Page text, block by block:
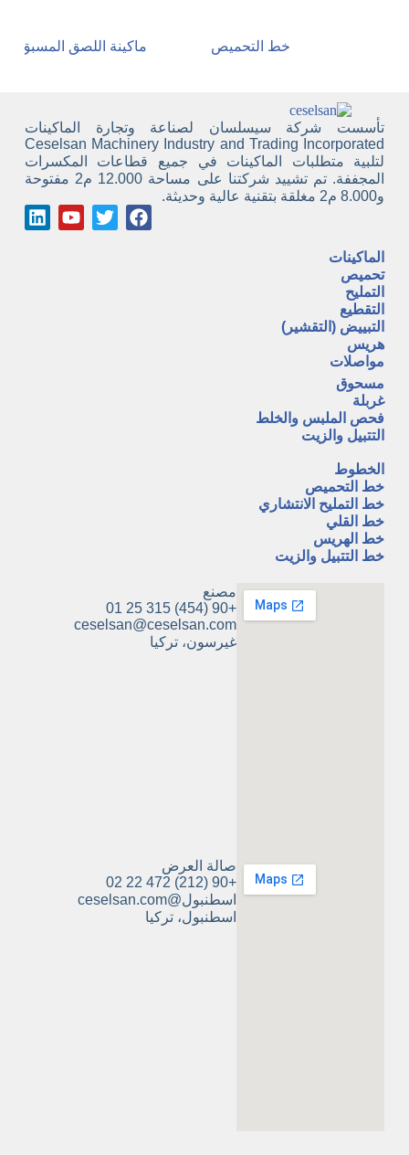
خط التحميص ماكينة اللصق المسبق
تأسست شركة سيسلسان لصناعة وتجارة الماكينات
Ceselsan Machinery Industry and Trading Incorporated
لتلبية متطلبات الماكينات في جميع قطاعات المكسرات
المجففة. تم تشييد شركتنا على مساحة 12.000 م2 مفتوحة
و8.000 م2 مغلقة بتقنية عالية وحديثة.
الماكينات
تحميص
التمليح
التقطيع
التبييض (التقشير)
هريس
مواصلات
مسحوق
غربلة
فحص الملبس والخلط
التتبيل والزيت
الخطوط
خط التحميص
خط التمليح الانتشاري
خط القلي
خط الهريس
خط التتبيل والزيت
مصنع
+90 (454) 315 25 01
ceselsan@ceselsan.com
غيرسون، تركيا
صالة العرض
+90 (212) 472 22 02
اسطنبول@ceselsan.com
اسطنبول، تركيا